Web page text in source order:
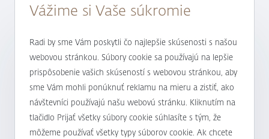
NOVINKY 12.05.2026
pozornosti klientov, ktorí preferujú
konzervatívnejší prístup k zhodnocovaniu
svojich finančných prostriedkov
NOVINKY 21.04.2026
Vážime si Vaše súkromie
Radi by sme Vám poskytli čo najlepšie skúsenosti s našou
webovou stránkou. Súbory cookie sa používajú na lepšie
prispôsobenie vašich skúseností s webovou stránkou, aby
sme Vám mohli ponúknuť reklamu na mieru a zistiť, ako
návštevníci používajú našu webovú stránku. Kliknutím na
tlačidlo Prijať všetky súbory cookie súhlasíte s tým, že
môžeme používať všetky typy súborov cookie. Ak chcete